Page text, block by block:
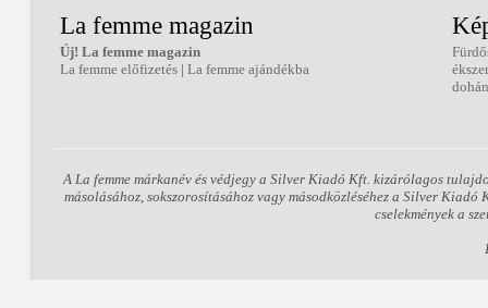
La femme magazin
Új! La femme magazin
La femme előfizetés | La femme ajándékba
A La femme márkanév és védjegy a Silver Kiadó Kft. kizárólagos
másolásához, sokszorosításához vagy másodközléséhez a Silver
cselekmények a